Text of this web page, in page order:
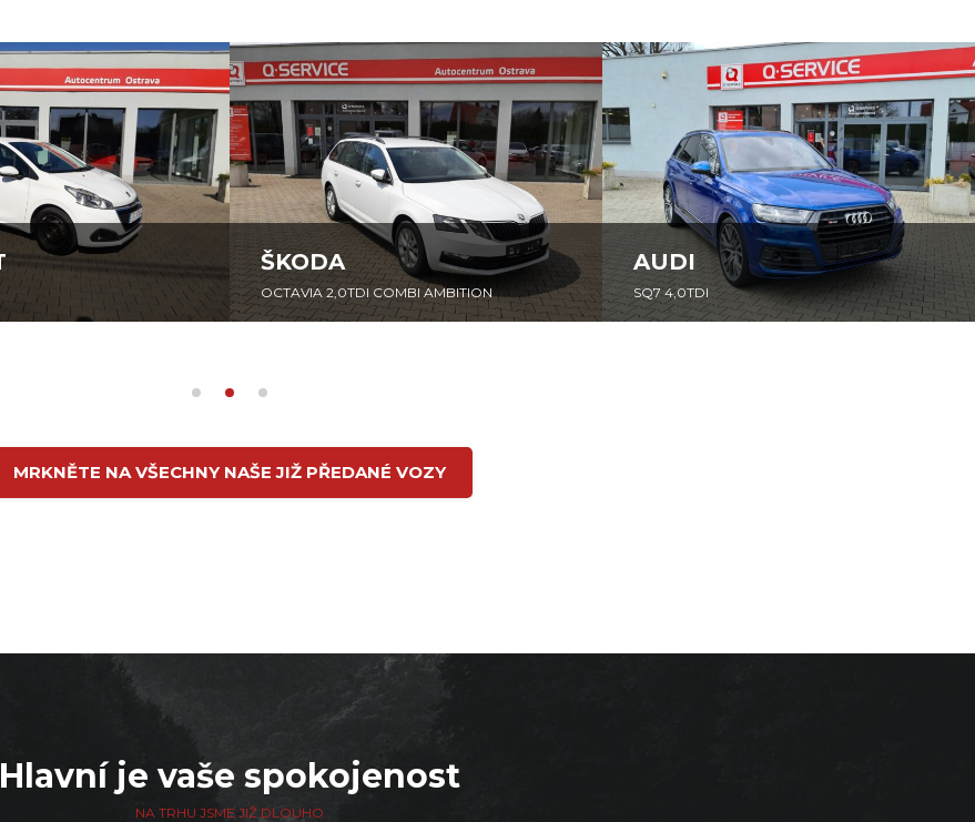
ŠKODA
OCTAVIA 2,0TDI COMBI AMBITION
AUDI
SQ7 4,0TDI
MRKNĚTE NA VŠECHNY NAŠE JIŽ PŘEDANÉ VOZY
Hlavní je vaše spokojenost
NA TRHU JSME JIŽ DLOUHO